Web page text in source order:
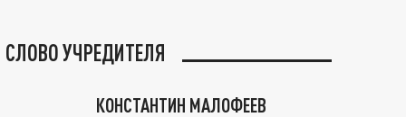
СЛОВО УЧРЕДИТЕЛЯ
КОНСТАНТИН МАЛОФЕЕВ